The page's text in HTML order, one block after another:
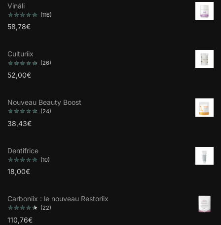
Vináli
(116)
58,78€
Culturiix
(26)
52,00€
Nouveau Beauty Boost
(24)
38,43€
Dentifrice
(10)
18,00€
Carboniix : le nouveau Restoriix
(22)
110,76€